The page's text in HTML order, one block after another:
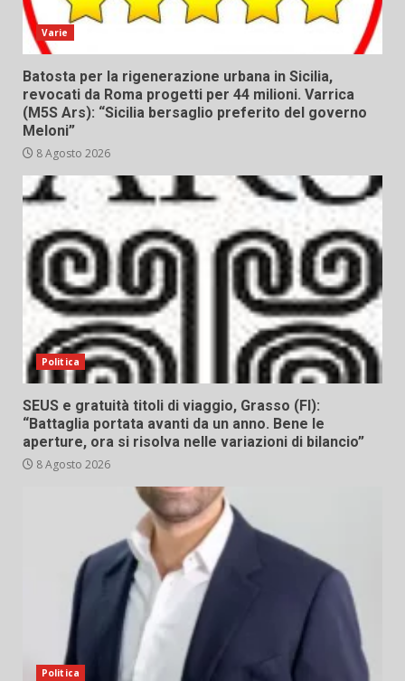
Varie
Batosta per la rigenerazione urbana in Sicilia,
revocati da Roma progetti per 44 milioni. Varrica
(M5S Ars): “Sicilia bersaglio preferito del governo
Meloni”
8 Agosto 2026
Politica
SEUS e gratuità titoli di viaggio, Grasso (FI):
“Battaglia portata avanti da un anno. Bene le
aperture, ora si risolva nelle variazioni di bilancio”
8 Agosto 2026
Politica